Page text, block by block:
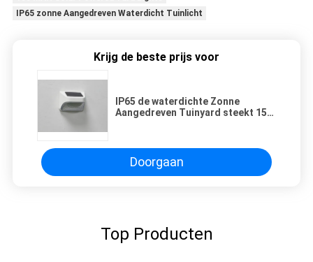
IP65 zonne Aangedreven Waterdicht Tuinlicht
Krijg de beste prijs voor
IP65 de waterdichte Zonne
Aangedreven Tuinyard steekt 150
Doorgaan
Top Producten